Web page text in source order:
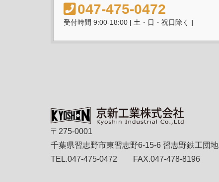
047-475-0472
受付時間 9:00-18:00 [ 土・日・祝日除く ]
〒275-0001
千葉県習志野市東習志野6-15-6 習志野鉄工団地
TEL.047-475-0472 FAX.047-478-8196